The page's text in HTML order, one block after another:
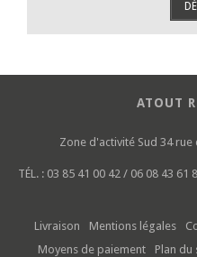
ATOUT
Zone d'activité Sud 34 rue
TÉL. : 03 85 41 00 42 / 06 08 43 61
Livraison Mentions légales
Moyens de paiement
Plan du